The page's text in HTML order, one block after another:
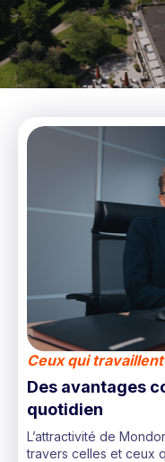
Ceux qui
Des avantages
quotidien
L’attractivité de
travers celles et ceux